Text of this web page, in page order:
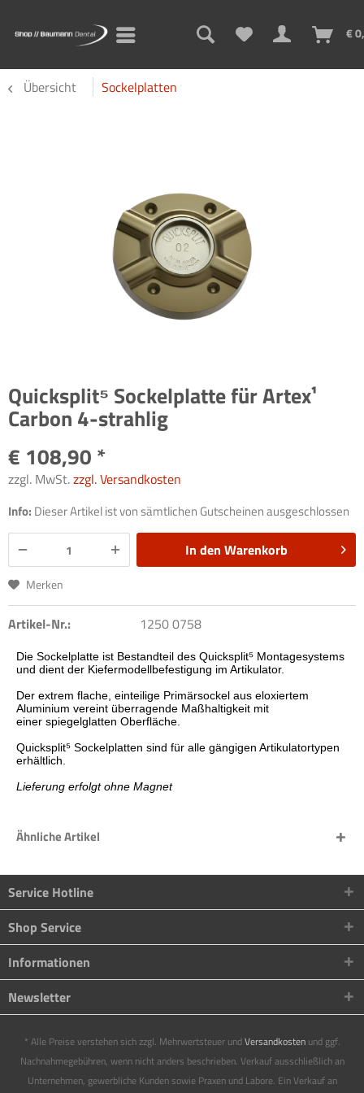
€
Übersicht Sockelplatten
Quicksplit⁵ Sockelplatte für Artex¹
Carbon 4-strahlig
€ 108,90 *
zzgl. MwSt.zzgl. Versandkosten
Info: Dieser Artikel ist von sämtlichen Gutscheinen ausgeschlossen
In den Warenkorb
Merken
Artikel-Nr.: 1250 0758
Die Sockelplatte ist Bestandteil des Quicksplit⁵ Montagesystems
und dient der Kiefermodellbefestigung im Artikulator.
Der extrem flache, einteilige Primärsockel aus eloxiertem
Aluminium vereint überragende Maßhaltigkeit mit
einer spiegelglatten Oberfläche.
Quicksplit⁵ Sockelplatten sind für alle gängigen Artikulatortypen
erhältlich.
Lieferung erfolgt ohne Magnet
Ähnliche Artikel
Service Hotline
Shop Service
Informationen
Newsletter
* Alle Preise verstehen sich zzgl. Mehrwertsteuer undVersandkostenund ggf.
Nachnahmegebühren, wenn nicht anders beschrieben. Verkauf ausschließlich an
Unternehmen, gewerbliche Kunden sowie Praxen und Labore. Ein Verkauf an